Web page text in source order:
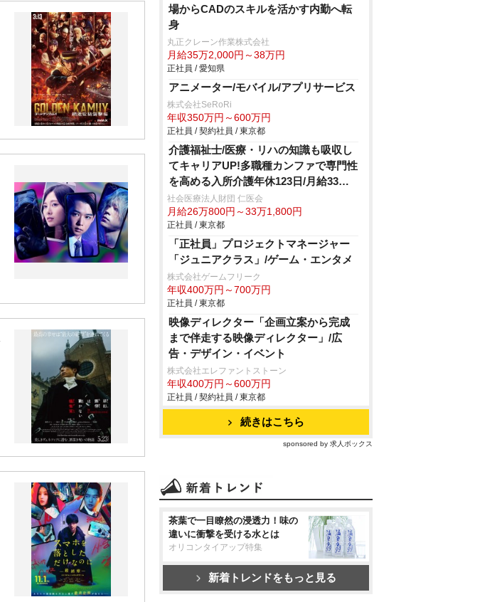
場からCADのスキルを活かす内勤へ転
身
丸正クレーン作業株式会社
月給35万2,000円～38万円
正社員 / 愛知県
アニメーター/モバイル/アプリサービス
株式会社SeRoRi
年収350万円～600万円
正社員 / 契約社員 / 東京都
介護福祉士/医療・リハの知識も吸収し
てキャリアUP!多職種カンファで専門性
を高める入所介護年休123日/月給33万
可
社会医療法人財団 仁医会
月給26万800円～33万1,800円
正社員 / 東京都
「正社員」プロジェクトマネージャー
「ジュニアクラス」/ゲーム・エンタメ
株式会社ゲームフリーク
年収400万円～700万円
正社員 / 東京都
映像ディレクター「企画立案から完成
まで伴走する映像ディレクター」/広
告・デザイン・イベント
株式会社エレファントストーン
年収400万円～600万円
正社員 / 契約社員 / 東京都
続きはこちら
sponsored by 求人ボックス
茶葉で一目瞭然の浸透力！味の
違いに衝撃を受ける水とは
オリコンタイアップ特集
新着トレンドをもっと見る